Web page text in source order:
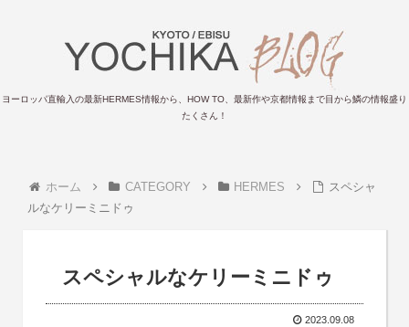
ヨーロッパ直輸入の最新HERMES情報から、HOW TO、最新作や京都情報まで目から鱗の情報盛り
たくさん！
ホーム CATEGORY HERMES
スペシャ
ルなケリーミニドゥ
スペシャルなケリーミニドゥ
2023.09.08